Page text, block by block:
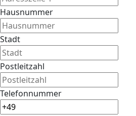
Hausnummer
Stadt
Postleitzahl
Telefonnummer